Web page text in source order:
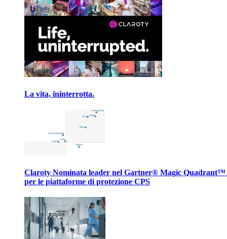
La vita, ininterrotta.
Claroty Nominata leader nel Gartner® Magic Quadrant™
per le piattaforme di protezione CPS